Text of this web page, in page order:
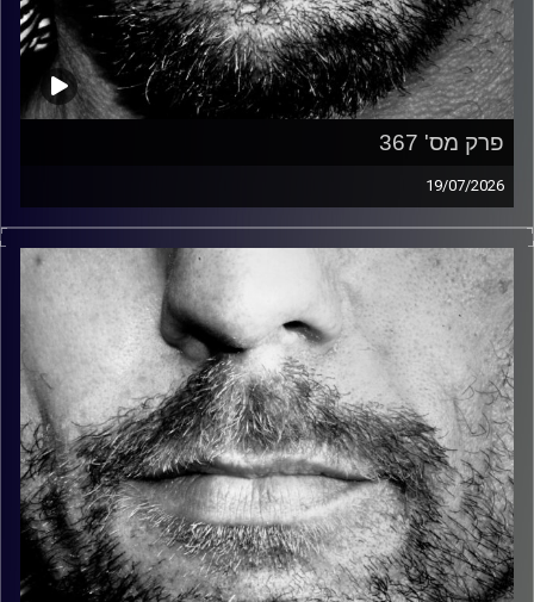
פרק מס' 367
19/07/2026
זיפים, מוזיקה מחוספסת של הופעות חיות. הרבה ג'אם, רוק,
בלוז, bluegrass, ג'אז, Fאנק, פרוגרסיב ואפילו אלקטרוניקה.
כל מה שחי, אמיתי ונושם.
עם שמוליק רגב.
קרדיט תמונות: David Goehring